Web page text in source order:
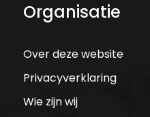
Organisatie
Over deze website
Privacyverklaring
Wie zijn wij